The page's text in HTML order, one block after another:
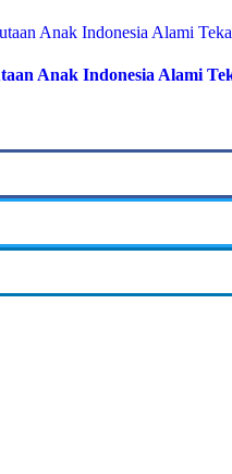
Anak Indonesia Alami